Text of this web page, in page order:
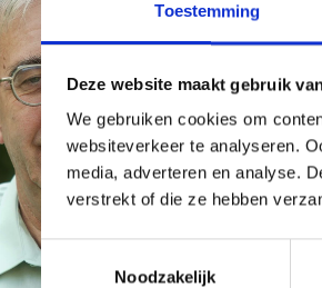
Toestemming
Deze website maakt gebruik
We gebruiken cookies om
websiteverkeer te analyseren.
media, adverteren en analyse.
verstrekt of die ze hebben
Toestemmingsselectie
Noodzakelijk